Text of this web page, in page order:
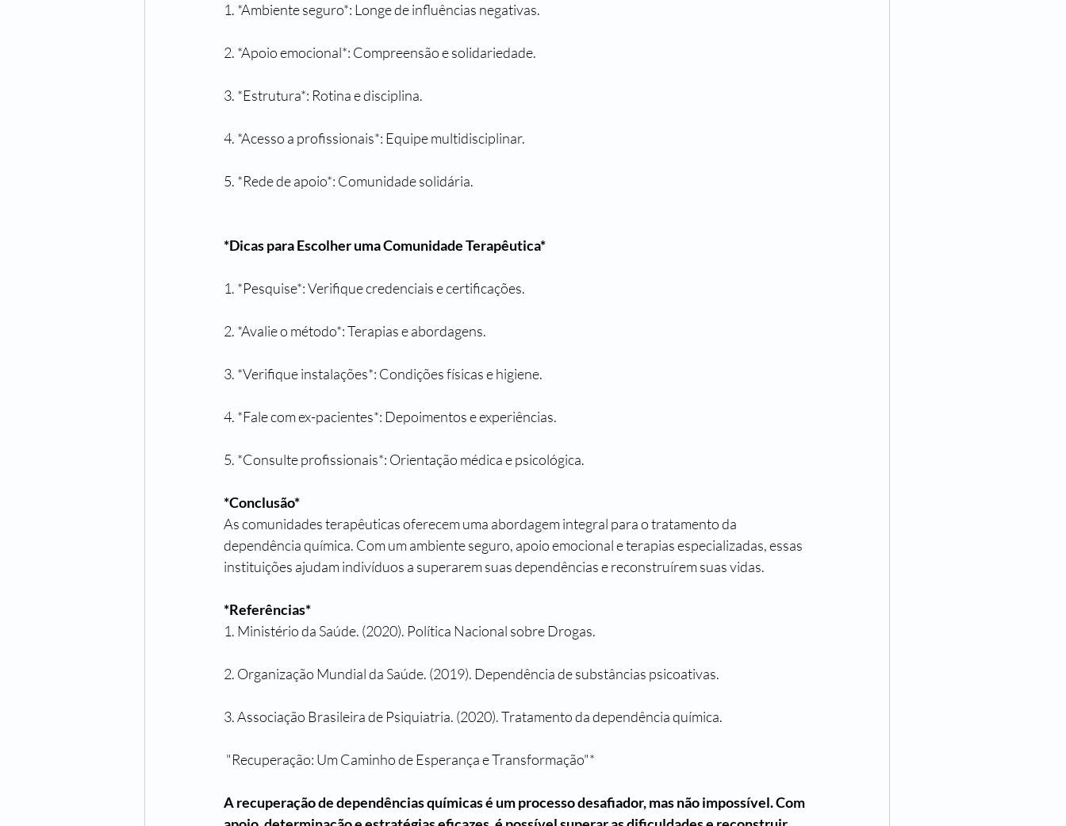
1. *Ambiente seguro*: Longe de influências negativas.
2. *Apoio emocional*: Compreensão e solidariedade.
3. *Estrutura*: Rotina e disciplina.
4. *Acesso a profissionais*: Equipe multidisciplinar.
5. *Rede de apoio*: Comunidade solidária.
*Dicas para Escolher uma Comunidade Terapêutica*
1. *Pesquise*: Verifique credenciais e certificações.
2. *Avalie o método*: Terapias e abordagens.
3. *Verifique instalações*: Condições físicas e higiene.
4. *Fale com ex-pacientes*: Depoimentos e experiências.
5. *Consulte profissionais*: Orientação médica e psicológica.
*Conclusão*
As comunidades terapêuticas oferecem uma abordagem integral para o tratamento da
dependência química. Com um ambiente seguro, apoio emocional e terapias especializadas, essas
instituições ajudam indivíduos a superarem suas dependências e reconstruírem suas vidas.
*Referências*
1. Ministério da Saúde. (2020). Política Nacional sobre Drogas.
2. Organização Mundial da Saúde. (2019). Dependência de substâncias psicoativas.
3. Associação Brasileira de Psiquiatria. (2020). Tratamento da dependência química.
"Recuperação: Um Caminho de Esperança e Transformação"*
A recuperação de dependências químicas é um processo desafiador, mas não impossível. Com